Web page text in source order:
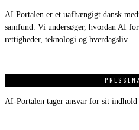
AI Portalen er et uafhængigt dansk
samfund. Vi undersøger, hvordan AI
rettigheder, teknologi og hverdagsliv.
AI-Portalen tager ansvar for sit